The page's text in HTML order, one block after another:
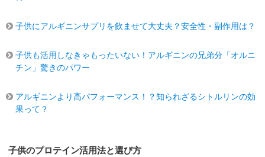
子供にアルギニンサプリを飲ませて大丈夫？安全性・副作用は？
子供も活用しなきゃもったいない！アルギニンの兄弟分「オルニ
チン」驚きのパワー
アルギニンより高パフォーマンス！？知られざるシトルリンの効
果って？
子供のプロテイン活用法と選び方